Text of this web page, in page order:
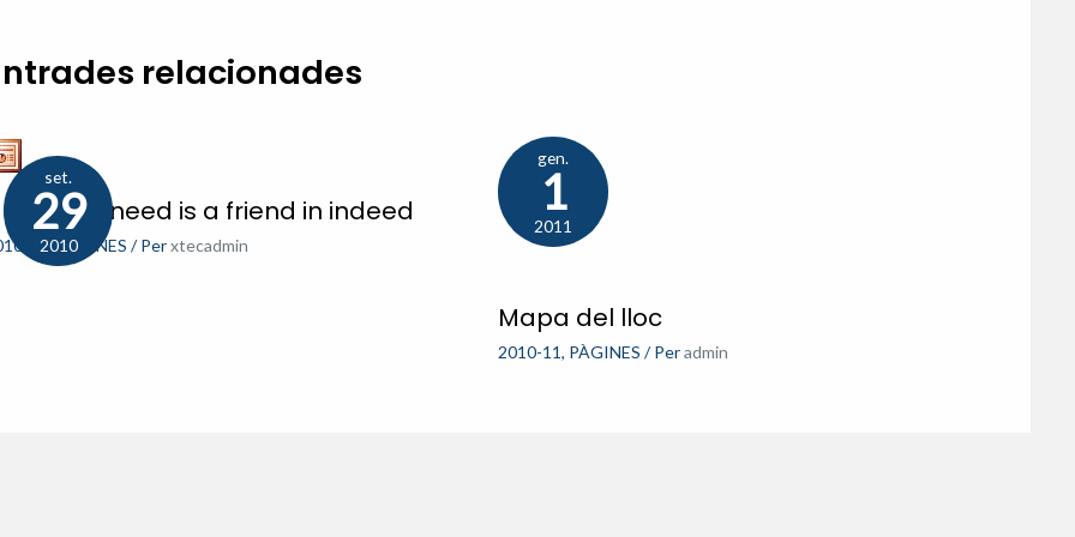
relacionades
set.
29
2010
friend in need is a friend in indeed
11,PÀGINES / Perxtecadmin
gen.
1
2011
Mapa del lloc
2010-11, PÀGINES / Per admin